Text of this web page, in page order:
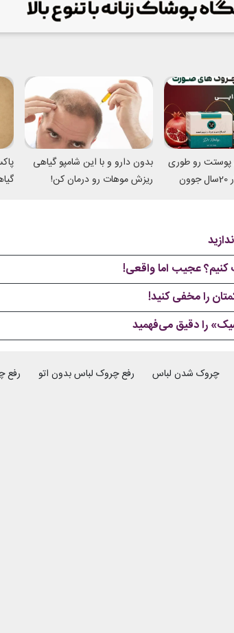
پوستت رو طوری
صاف میکنه انگار 20سال جوون
بدون دارو و با این شامپو گیاهی
ریزش موهات رو درمان کن!
گیاهی
کنیم؟ عجیب اما واقعی!
را مخفی کنید!
را دقیق می‌فهمید
چروک شدن لباس رفع چروک لباس بدون اتو رفع